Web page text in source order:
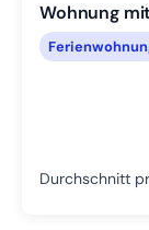
Wohnung
Durchschnitt